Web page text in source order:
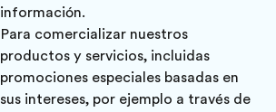
información.
Para comercializar nuestros
productos y servicios, incluidas
promociones especiales basadas en
sus intereses, por ejemplo a través de